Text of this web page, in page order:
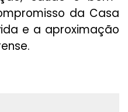
da Casa
e a aproximação